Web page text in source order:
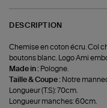
DESCRIPTION
Chemise en coton écru. Col
boutons blanc. Logo Ami
Made in : Pologne.
Taille & Coupe : Notre
Longueur (T.S): 70cm.
Longueur manches: 60cm.